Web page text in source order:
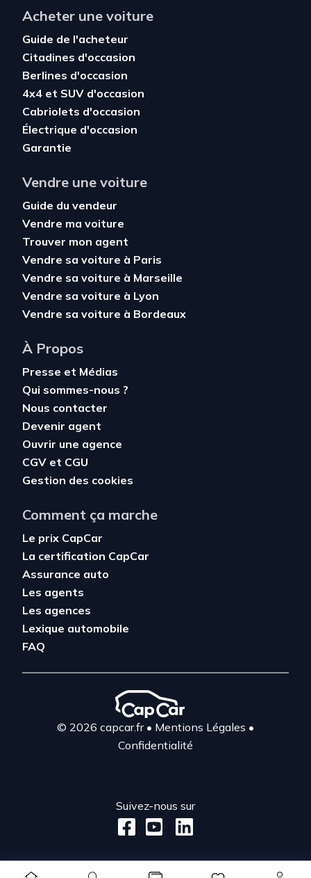
Acheter une voiture
Guide de l'acheteur
Citadines d'occasion
Berlines d'occasion
4x4 et SUV d'occasion
Cabriolets d'occasion
Électrique d'occasion
Garantie
Vendre une voiture
Guide du vendeur
Vendre ma voiture
Trouver mon agent
Vendre sa voiture à Paris
Vendre sa voiture à Marseille
Vendre sa voiture à Lyon
Vendre sa voiture à Bordeaux
À Propos
Presse et Médias
Qui sommes-nous ?
Nous contacter
Devenir agent
Ouvrir une agence
CGV et CGU
Gestion des cookies
Comment ça marche
Le prix CapCar
La certification CapCar
Assurance auto
Les agents
Les agences
Lexique automobile
FAQ
© 2026 capcar.fr• Mentions Légales •
Confidentialité
Suivez-nous sur